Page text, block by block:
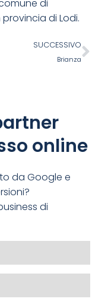
di
di Lodi.
SUCCESSIVO
Brianza
online
da Google e
di